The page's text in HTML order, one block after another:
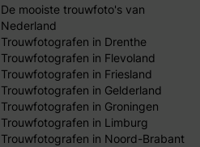
De mooiste trouwfoto's van
Nederland
Trouwfotografen in Drenthe
Trouwfotografen in Flevoland
Trouwfotografen in Friesland
Trouwfotografen in Gelderland
Trouwfotografen in Groningen
Trouwfotografen in Limburg
Trouwfotografen in Noord-Brabant